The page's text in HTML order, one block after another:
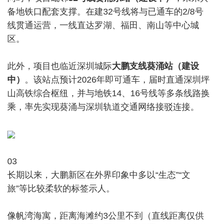
备地铁口配套支撑。在建32号线将与已通车的2/8号
线贯通运营，一线直达罗湖、福田、南山等中心城
区。
此外，项目也临近深圳城际大鹏支线葵涌站（建设
中） 。该站点预计2026年即可通车，届时直通深圳坪
山高铁综合枢纽，并与地铁14、16号线等多条线路换
乘，率先实现葵涌与深圳轨道交通网络接驳连接。
03
长期以来，大鹏新区在外界印象中多以“生态”“文
旅”等比较柔软的标签示人。
像帆湾海寓，距离海滩约3公里不到（直线距离仅供